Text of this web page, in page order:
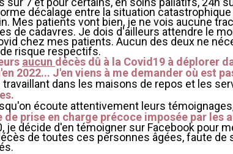
décalage entre la situation
Mes patients vont bien, je ne vois aucune
de cadavres. Je dois d'ailleurs attendre le
chez mes patients. Aucun des deux ne
risque respectifs.
aucun décès dû à la Covid19 à déplorer
2022... J'en viens à me demander où est
dans les maisons de repos et les
écoute attentivement leurs
de prise en charge précoce imposée par les
je décide d'en témoigner sur Facebook pour
de toutes ces personnes âgées, faute